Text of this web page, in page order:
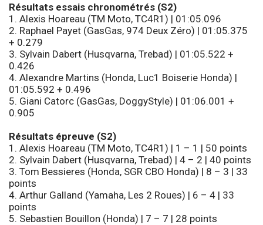
Résultats essais chronométrés (S2)
1. Alexis Hoareau (TM Moto, TC4R1) | 01:05.096
2. Raphael Payet (GasGas, 974 Deux Zéro) | 01:05.375
+ 0.279
3. Sylvain Dabert (Husqvarna, Trebad) | 01:05.522 +
0.426
4. Alexandre Martins (Honda, Luc1 Boiserie Honda) |
01:05.592 + 0.496
5. Giani Catorc (GasGas, DoggyStyle) | 01:06.001 +
0.905
Résultats épreuve (S2)
1. Alexis Hoareau (TM Moto, TC4R1) | 1 – 1 | 50 points
2. Sylvain Dabert (Husqvarna, Trebad) | 4 – 2 | 40 points
3. Tom Bessieres (Honda, SGR CBO Honda) | 8 – 3 | 33
points
4. Arthur Galland (Yamaha, Les 2 Roues) | 6 – 4 | 33
points
5. Sebastien Bouillon (Honda) | 7 – 7 | 28 points